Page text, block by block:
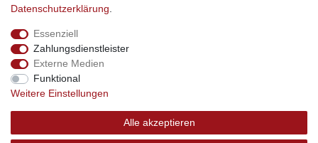
Daten­schutz­erklärung
Essenziell
Zahlungsdienstleister
Externe Medien
Funktional
Weitere Einstellungen
Alle akzeptieren
Widerrufs­recht Widerrufs­formular
Daten­schutz­erklärung